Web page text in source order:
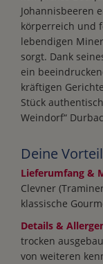
Johannisbeeren
körperreich und
lebendigen
sorgt. Dank
ein
kräftigen
Stück
Weindorf“
Deine
Lieferumfang &
Clevner
klassische
Details &
trocken
von weiteren